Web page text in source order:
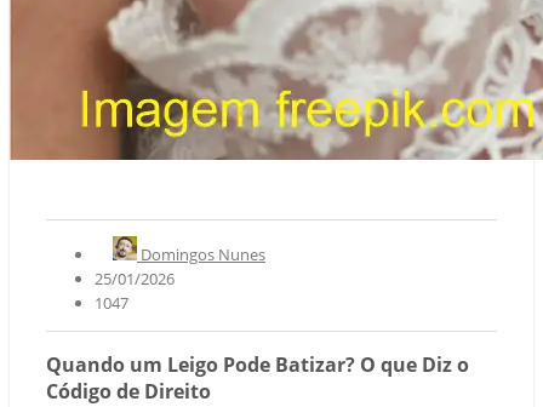
Domingos Nunes
25/01/2026
1047
Quando um Leigo Pode Batizar? O que Diz o
Código de Direito